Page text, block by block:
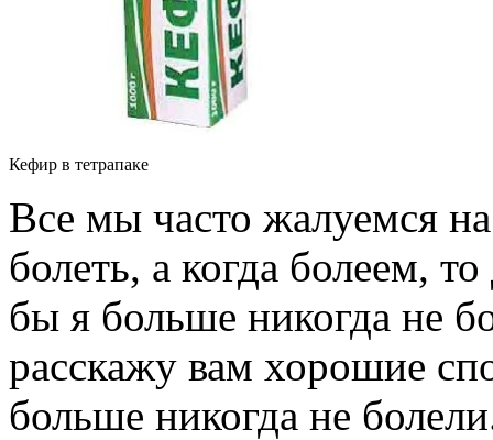
Кефир в тетрапаке
Все мы часто жалуемся
болеть, а когда болеем,
бы я больше никогда не
расскажу вам хорошие
больше никогда не